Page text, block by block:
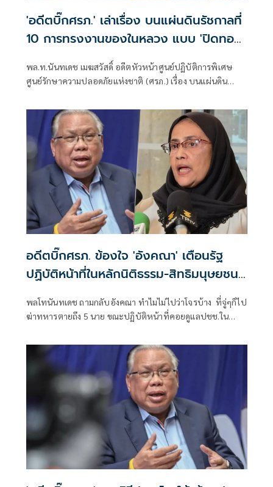
'อดีตบิ๊กศรภ.' เล่าเรื่อง บนแผ่นดินรัชกาลที่
10 การทรงงานของในหลวง แบบ 'ปิดทอง
พล.ท.นันทเดช เมฆสวัสดิ์ อดีตหัวหน้าศูนย์ปฏิบัติการพิเศษ
ศูนย์รักษาความปลอดภัยแห่งชาติ (ศรภ.) เรื่อง บนแผ่นดิน
อดีตบิ๊กศรภ. ข้องใจ 'อังคณา' เตือนรัฐ
ปฏิบัติหน้าที่ในหลักนิติธรรม-สิทธิมนุษยชน
พลโทนันทเดช ถามกลับอังคณา ทำไมไม่ไปว่าโจรบ้าง ที่จู่ๆก็ไป
ฆ่าทหารตายถึง 5 นาย ขณะปฏิบัติหน้าที่คอยดูแลปชช.ใน